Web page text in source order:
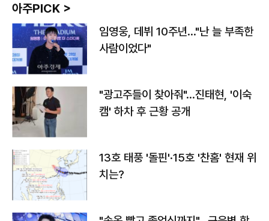
아주PICK >
임영웅, 데뷔 10주년…"난 늘 부족한
사람이었다"
"광고주들이 찾아줘"…진태현, '이숙
캠' 하차 후 근황 공개
13호 태풍 '돌핀'·15호 '찬홈' 현재 위
치는?